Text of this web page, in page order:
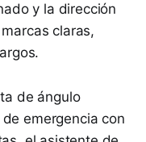
y la dirección
claras,
de ángulo
emergencia con